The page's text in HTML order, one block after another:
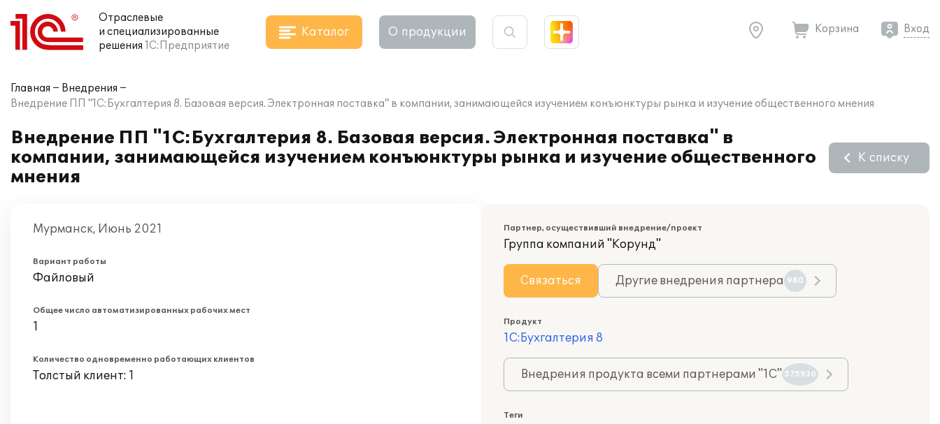
Отраслевые
и специализированные
решения 1С:Предприятие
Каталог О продукции Корзина Вход
Главная
Внедрения
Внедрение ПП "1С:Бухгалтерия 8. Базовая версия. Электронная поставка" в компании, занимающейся изучением конъюнктуры рынка и изучение общественного мнения
Внедрение ПП "1С:Бухгалтерия 8. Базовая версия. Электронная поставка" в
компании, занимающейся изучением конъюнктуры рынка и изучение общественного
мнения
К списку
Мурманск, Июнь 2021
Вариант работы
Файловый
Общее число автоматизированных рабочих мест
1
Количество одновременно работающих клиентов
Толстый клиент: 1
Партнер, осуществивший внедрение/проект
Группа компаний "Корунд"
Связаться Другие внедрения партнера 980
Продукт
1С:Бухгалтерия 8
Внедрения продукта всеми партнерами "1С" 575930
Теги